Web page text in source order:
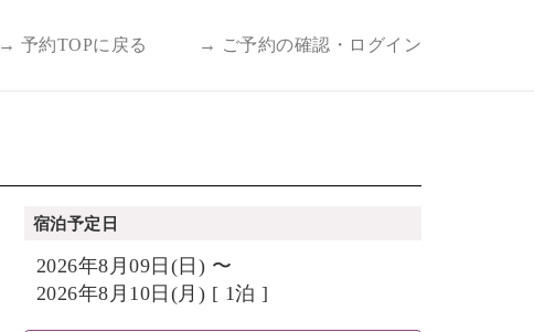
→ 予約TOPに戻る → ご予約の確認・ログイン
宿泊予定日
2026年8月09日(日) 〜
2026年8月10日(月) [ 1泊 ]